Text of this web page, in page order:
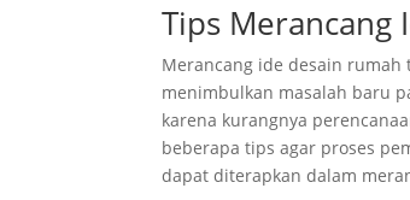
Tips Merancang
Merancang ide desain
menimbulkan masalah baru
karena kurangnya
beberapa tips agar proses
dapat diterapkan dalam